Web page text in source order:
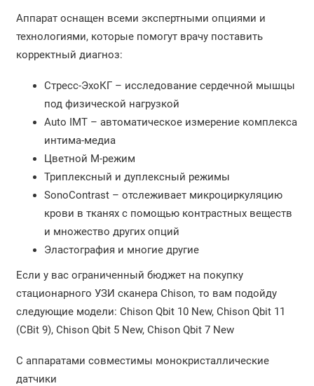
Аппарат оснащен всеми экспертными опциями и
технологиями, которые помогут врачу поставить
корректный диагноз:
Стресс-ЭхоКГ – исследование сердечной мышцы
под физической нагрузкой
Auto IMT – автоматическое измерение комплекса
интима-медиа
Цветной М-режим
Триплексный и дуплексный режимы
SonoContrast – отслеживает микроциркуляцию
крови в тканях с помощью контрастных веществ
и множество других опций
Эластография и многие другие
Если у вас ограниченный бюджет на покупку
стационарного УЗИ сканера Chison, то вам подойду
следующие модели: Chison Qbit 10 New, Chison Qbit 11
(CBit 9), Chison Qbit 5 New, Chison Qbit 7 New
С аппаратами совместимы монокристаллические
датчики